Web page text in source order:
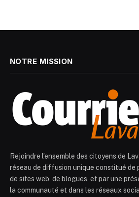
NOTRE MISSION
Rejoindre l’ensemble des citoyens de
réseau de diffusion unique constitué de
de sites web, de blogues, et par une
la communauté et dans les réseaux